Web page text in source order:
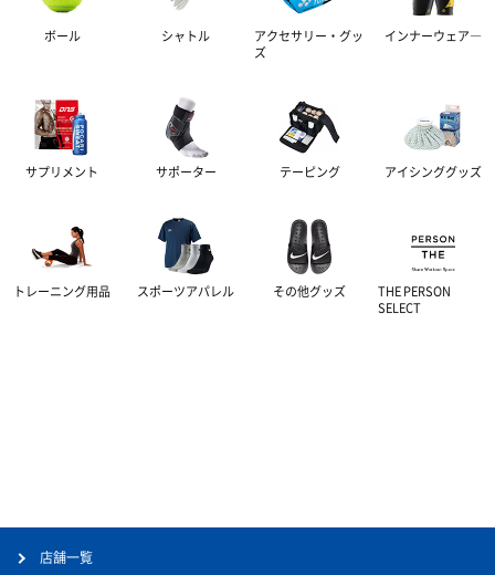
ボール シャトル
アクセサリー・グッ
ズ
インナーウェア―
サプリメント サポーター テーピング アイシンググッズ
トレーニング用品 スポーツアパレル その他グッズ
THE PERSON
SELECT
店舗一覧